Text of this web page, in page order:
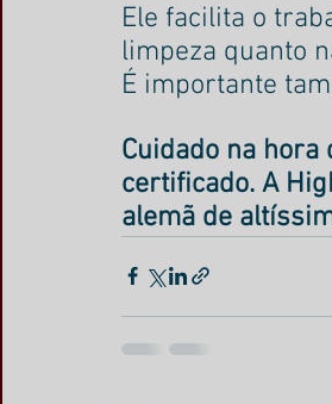
Ele facilita o
limpeza quanto
É importante
Cuidado na
certificado. A
alemã de